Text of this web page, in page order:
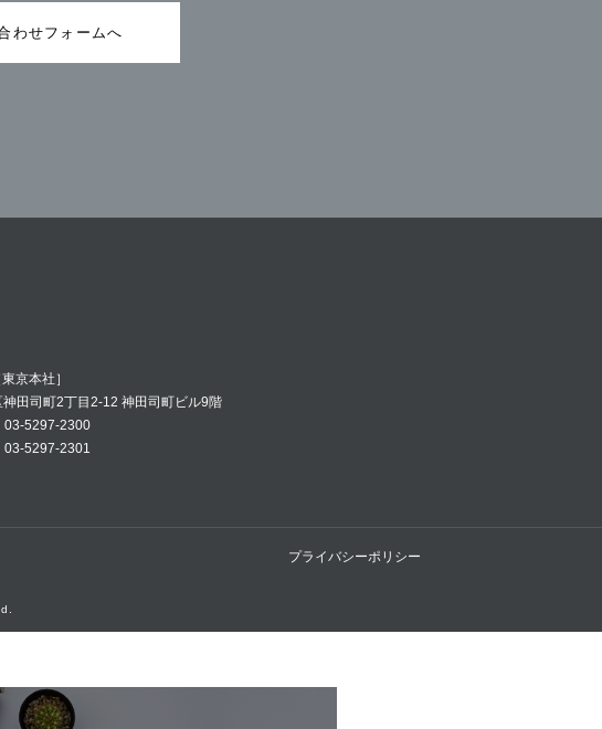
わせフォームへ
東京本社］
田司町2丁目2-12 神田司町ビル9階
03-5297-2300
03-5297-2301
プライバシーポリシー